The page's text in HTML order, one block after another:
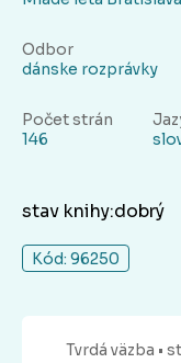
Odbor
dánske rozprávky
Počet strán
146
stav knihy:dobrý
Kód: 96250
Tvrdá väzba •